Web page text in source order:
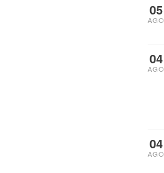
05
AGO
04
AGO
04
AGO